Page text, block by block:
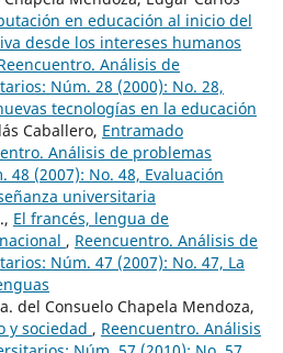
en educación al inicio del
desde los intereses humanos
Análisis de
Núm. 28 (2000): No. 28,
tecnologías en la educación
Caballero, Entramado
Análisis de problemas
48 (2007): No. 48, Evaluación
universitaria
El francés, lengua de
, Reencuentro. Análisis de
Núm. 47 (2007): No. 47, La
del Consuelo Chapela Mendoza,
y sociedad , Reencuentro. Análisis